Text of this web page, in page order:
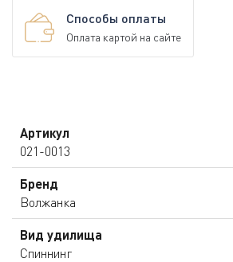
Способы оплаты
Оплата картой на сайте
Артикул
021-0013
Бренд
Волжанка
Вид удилища
Спиннинг